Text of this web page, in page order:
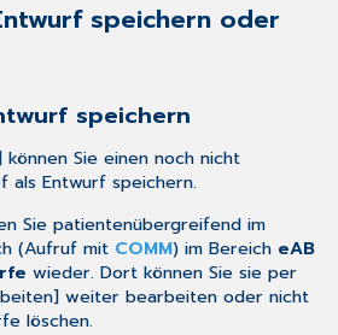
speichern oder
speichern
Sie einen noch nicht
Entwurf speichern.
Sie patientenübergreifend im
(Aufruf mit COMM) im Bereich eAB
wieder. Dort können Sie sie per
weiter bearbeiten oder nicht
löschen.